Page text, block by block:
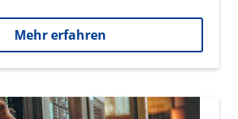
Mehr erfahren